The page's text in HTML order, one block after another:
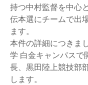
持つ中村監督を中心
伝本選にチームで出
ます。
本件の詳細につきま
学 白金キャンパスで
長、黒田陸上競技部
します。